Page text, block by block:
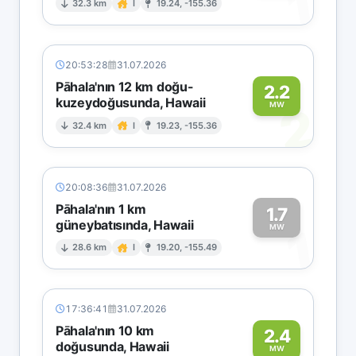
32.3 km 19.24, -155.36
20:53:28 31.07.2026
Pāhala'nın 12 km doğu-
kuzeydoğusunda, Hawaii
32.4 km I 19.23, -155.36
2.2
MW2
20:08:36 31.07.2026
Pāhala'nın 1 km
güneybatısında, Hawaii
28.6 km I 19.20, -155.49
1.7
MW1
17:36:41 31.07.2026
Pāhala'nın 10 km
doğusunda, Hawaii
2.4
MW